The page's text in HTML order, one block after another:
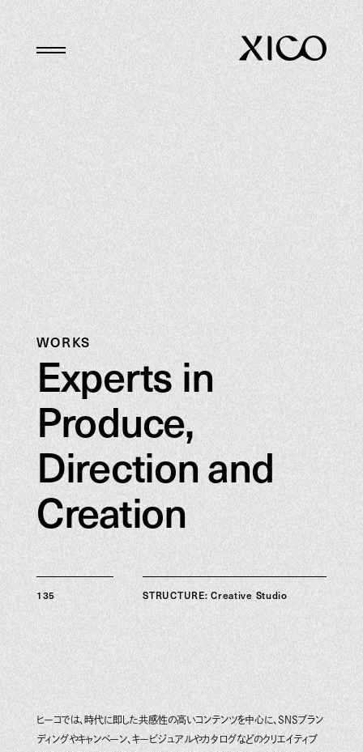
WORKS
Experts in
Produce,
Direction and
Creation
135 STRUCTURE: Creative Studio
ヒーコでは、時代に即した共感性の高いコンテンツを中心に、SNSブラン
ディングやキャンペーン、キービジュアルやカタログなどのクリエイティブ